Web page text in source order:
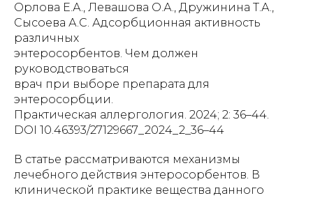
Орлова Е.А., Левашова О.А., Дружинина Т.А.,
Сысоева А.С. Адсорбционная активность
различных
энтеросорбентов. Чем должен
руководствоваться
врач при выборе препарата для
энтеросорбции.
Практическая аллергология. 2024; 2: 36–44.
DOI 10.46393/27129667_2024_2_36–44
В статье рассматриваются механизмы
лечебного действия энтеросорбентов. В
клинической практике вещества данного